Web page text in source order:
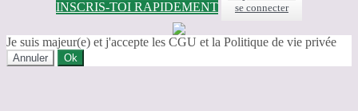
INSCRIS-TOI RAPIDEMENT se connecter
Je suis majeur(e) et j'accepte les CGU et la Politique de vie privée
Annuler Ok